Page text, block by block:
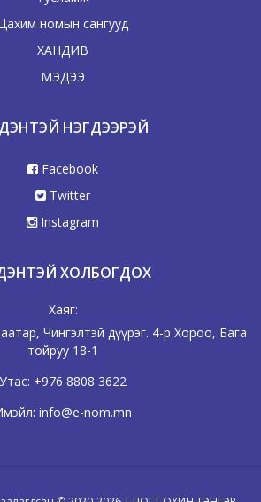
номын сангууд
ХАНДИВ
МЭДЭЭ
НЭГДЭЭРЭЙ
Facebook
Twitter
Instagram
ХОЛБОГДОХ
Хаяг:
Чингэлтэй дүүрэг. 4-р Хороо, Бага
тойруу 18-1
Утас: +976 8808 3622
info@e-nom.mn